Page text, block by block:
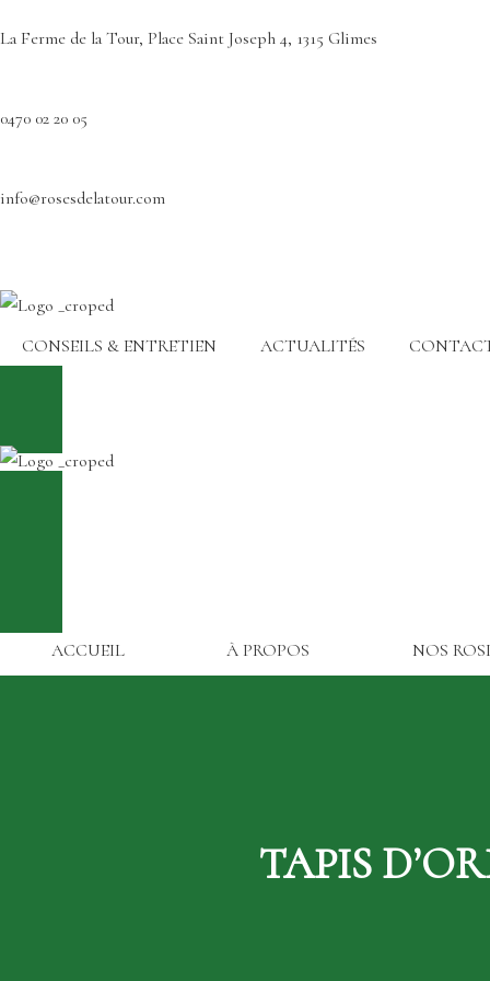
La Ferme de la Tour, Place Saint Joseph 4, 1315 Glimes
0470 02 20 05
info@rosesdelatour.com
CONSEILS & ENTRETIEN ACTUALITÉS
ACCUEIL À PROPOS NOS
TAPIS